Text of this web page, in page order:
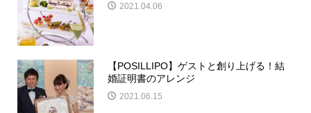
2021.04.06
【POSILLIPO】ゲストと創り上げる！結
婚証明書のアレンジ
2021.06.15